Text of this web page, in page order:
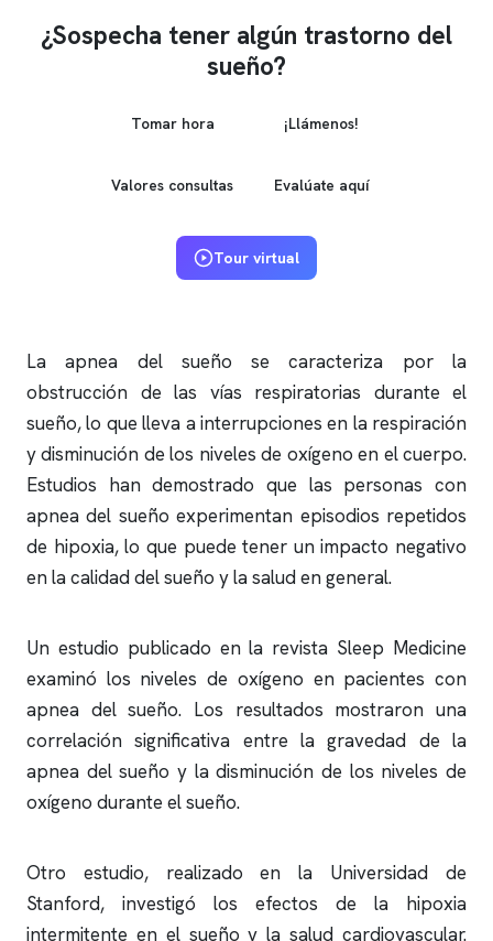
¿Sospecha tener algún trastorno del
sueño?
Tomar hora ¡Llámenos!
Valores consultas Evalúate aquí
Tour virtual
Laapnea del sueño se caracteriza por la
obstrucción de las vías respiratorias durante el
sueño, lo que lleva a interrupciones en la respiración
y disminución de los niveles de oxígeno en el cuerpo.
Estudios han demostrado que las personas con
apnea del sueño experimentan episodios repetidos
de hipoxia, lo que puede tener un impacto negativo
en la calidad del sueño y la salud en general.
Un estudio publicado en la revista Sleep Medicine
examinó los niveles de oxígeno en pacientes con
apnea del sueño. Los resultados mostraron una
correlación significativa entre la gravedad de la
apnea del sueño y la disminución de los niveles de
oxígeno durante el sueño.
Otro estudio, realizado en la Universidad de
Stanford, investigó los efectos de la hipoxia
intermitente en el sueño y la salud cardiovascular.